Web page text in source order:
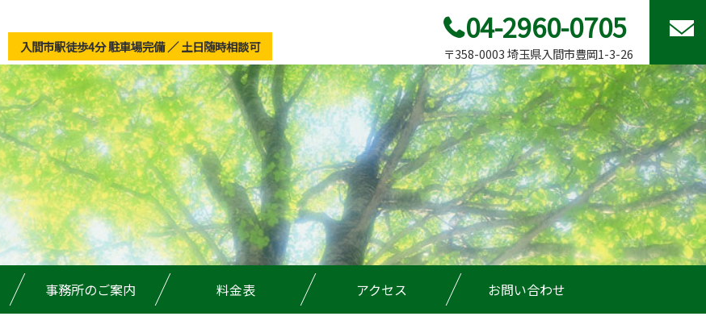
入間市駅徒歩4分 駐車場完備 ／ 土日随時相談可
04-2960-0705
〒358-0003 埼玉県入間市豊岡1-3-26
事務所のご案内 料金表 アクセス お問い合わせ